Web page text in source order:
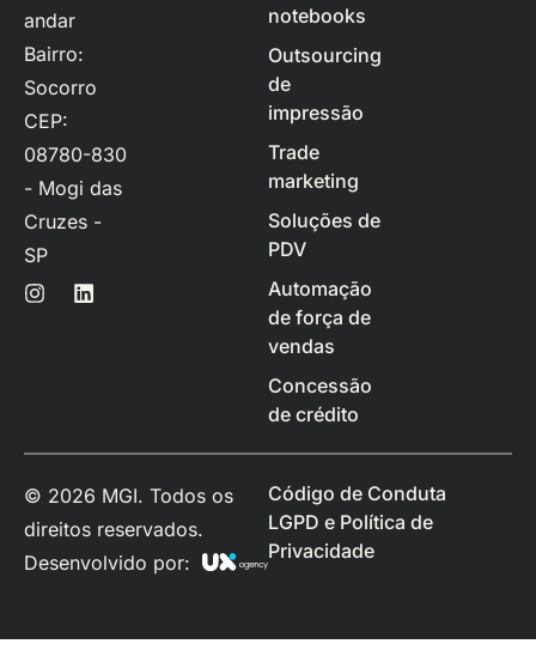
andar
Bairro:
Socorro
CEP:
08780-830
- Mogi das
Cruzes -
SP
notebooks
Outsourcing
de
impressão
Trade
marketing
Soluções de
PDV
Automação
de força de
vendas
Concessão
de crédito
© 2026 MGI. Todos os
direitos reservados.
Desenvolvido por:
Código de Conduta
LGPD e Política de
Privacidade